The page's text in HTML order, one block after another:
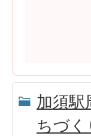
加須駅
ちづく